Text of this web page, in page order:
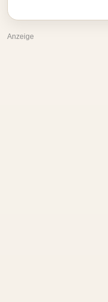
Anzeige